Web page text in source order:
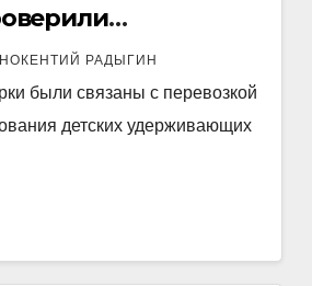
РАДЫГИН
были связаны с перевозкой
детских удерживающих